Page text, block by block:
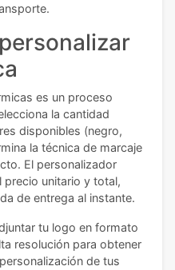
es un proceso
la cantidad
disponibles (negro,
la técnica de marcaje
El personalizador
precio unitario y total,
de entrega al instante.
tu logo en formato
resolución para obtener
de tus